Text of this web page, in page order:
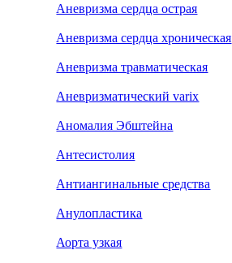
Аневризма сердца острая
Аневризма сердца хроническая
Аневризма травматическая
Аневризматический varix
Аномалия Эбштейна
Антесистолия
Антиангинальные средства
Анулопластика
Аорта узкая